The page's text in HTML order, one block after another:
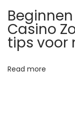
e
x
p
Casino
tips voor
Read more